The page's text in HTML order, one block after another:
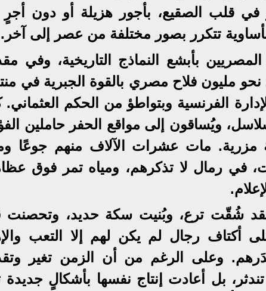
قلب الصقيع، بأجور هزيلة أو دون
تتكرر بصور مختلفة من عصر إلى آخر.
بأبشع النماذج التاريخية، وفي
مليون فلاح مصري بالقوة الجبرية في
الفرنسية وبتواطؤ من الحكم العثماني.
ويُساقون إلى مواقع الحفر حاملين
مات عشرات الآلاف منهم جوعًا
في رمال لا تذكرهم، ومياه تمر فوق
شُقّت ترع، وبُنيت سكة حديد، وتحصنت
رجال لم يكن لهم إلا التعب
وعلى الرغم من أن الزمن تغير
بل أعادت إنتاج نفسها بأشكالٍ